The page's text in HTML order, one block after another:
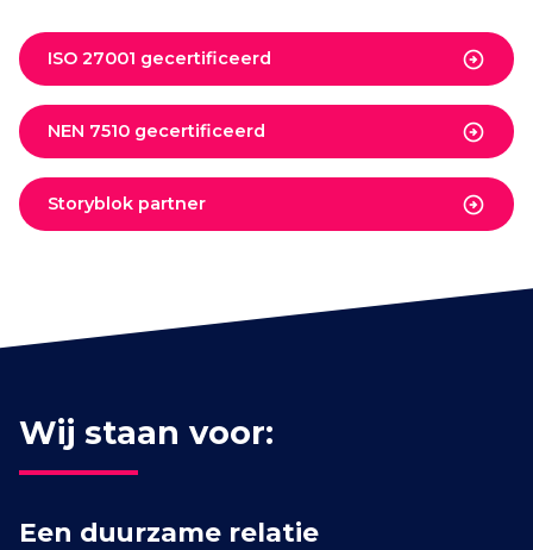
ISO 27001 gecertificeerd
NEN 7510 gecertificeerd
Storyblok partner
Wij staan voor:
Een duurzame relatie